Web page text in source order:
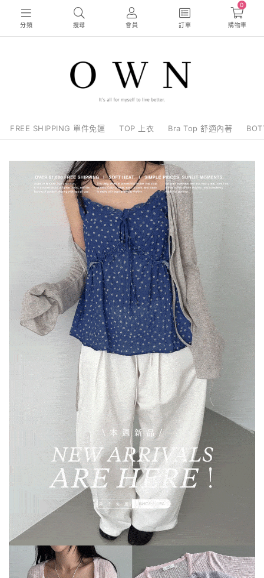
分類 搜尋 會員 訂單
0
購物車
FREE SHIPPING 單件免運 TOP 上衣 Bra Top 舒適內著